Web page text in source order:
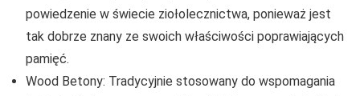
powiedzenie w świecie ziołolecznictwa, ponieważ jest
tak dobrze znany ze swoich właściwości poprawiających
pamięć.
Wood Betony: Tradycyjnie stosowany do wspomagania